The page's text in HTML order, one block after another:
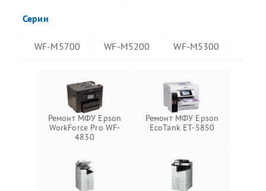
Серии
WF-M5700 WF-M5200 WF-M5300
Ремонт МФУ Epson
WorkForce Pro WF-
4830
Ремонт МФУ Epson
EcoTank ET-5850